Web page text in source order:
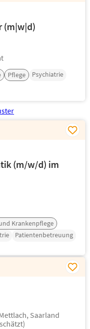
(m|w|d)
Pflege
Psychiatrie
(m/w/d) im
Krankenpflege
Patientenbetreuung
Saarland